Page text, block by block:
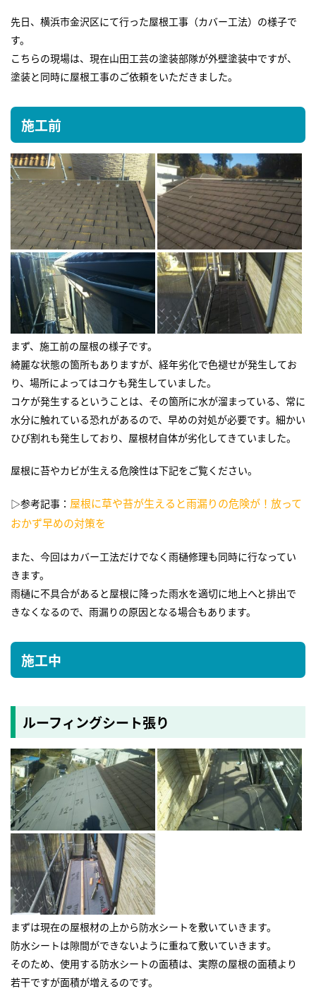
先日、横浜市金沢区にて行った屋根工事（カバー工法）の様子で
す。
こちらの現場は、現在山田工芸の塗装部隊が外壁塗装中ですが、
塗装と同時に屋根工事のご依頼をいただきました。
施工前
まず、施工前の屋根の様子です。
綺麗な状態の箇所もありますが、経年劣化で色褪せが発生してお
り、場所によってはコケも発生していました。
コケが発生するということは、その箇所に水が溜まっている、常に
水分に触れている恐れがあるので、早めの対処が必要です。細かい
ひび割れも発生しており、屋根材自体が劣化してきていました。
屋根に苔やカビが生える危険性は下記をご覧ください。
▷参考記事： 屋根に草や苔が生えると雨漏りの危険が！放って
おかず早めの対策を
また、今回はカバー工法だけでなく雨樋修理も同時に行なってい
きます。
雨樋に不具合があると屋根に降った雨水を適切に地上へと排出で
きなくなるので、雨漏りの原因となる場合もあります。
施工中
ルーフィングシート張り
まずは現在の屋根材の上から防水シートを敷いていきます。
防水シートは隙間ができないように重ねて敷いていきます。
そのため、使用する防水シートの面積は、実際の屋根の面積より
若干ですが面積が増えるのです。